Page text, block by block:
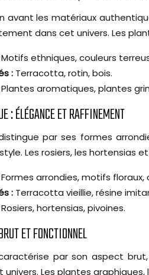
avant les matériaux
dans cet univers. Les
Motifs ethniques, couleurs
: Terracotta, rotin, bois.
Plantes aromatiques, plantes
: ÉLÉGANCE ET RAFFINEMENT
par ses formes
Les rosiers, les hortensias
Formes arrondies, motifs
: Terracotta vieillie, résine
Rosiers, hortensias, pivoines.
ET FONCTIONNEL
par son aspect
Les plantes